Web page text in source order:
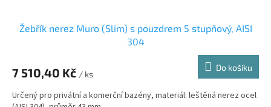
Žebřík nerez Muro (Slim) s pouzdrem 5 stupňový, AISI
304
7 510,40 Kč / ks
Do košíku
Určený pro privátní a komerční bazény, materiál: leštěná nerez ocel